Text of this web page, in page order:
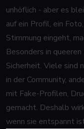
unhöflich - aber es
auf ein Profil, ein
Stimmung eingeht,
Besonders in
Sicherheit. Viele sind
in der Community,
mit Fake-Profilen,
gemacht. Deshalb
wenn sie entspannt